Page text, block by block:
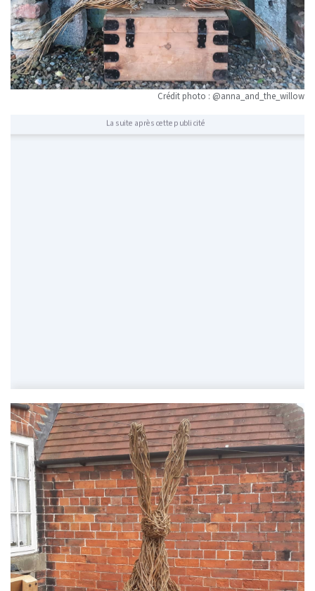
Crédit photo : @anna_and_the_willow
La suite après cette publicité